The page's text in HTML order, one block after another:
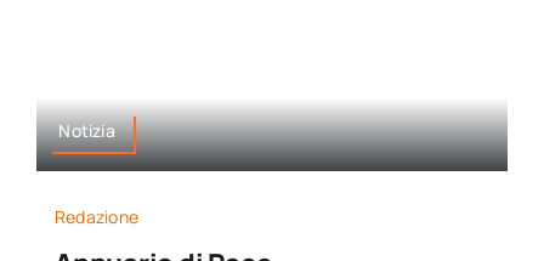
Notizia
Redazione